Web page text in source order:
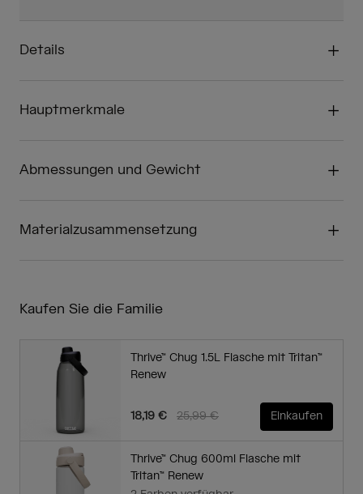
Details
Hauptmerkmale
Abmessungen und Gewicht
Materialzusammensetzung
Kaufen Sie die Familie
Thrive™ Chug 1.5L Flasche mit Tritan™
Renew
Price reduced from
25,99 €to
18,19 € Einkaufen
Thrive™ Chug 600ml Flasche mit
Tritan™ Renew